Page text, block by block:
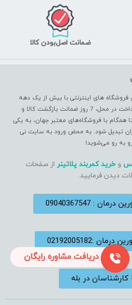
ضمانت اصل‌بودن کالا
فروشگاه های اینترنتی با بیش از یک دهه
تجربه، با پایبندی به سه اصل، پرداخت در محل، 7 روز ضمانت بازگشت کالا و
همگام با فروشگاه‌های معتبر جهان، به یکی
تبدیل شود. به محض ورود به سایت نی
رو به رو می‌شوید!
وخرید کمربند پلاتینر از صفحات
دیدن فرمایید.
: 09040367547
:02192005182
کارشناسان در بله
دریافت مشاوره رایگان